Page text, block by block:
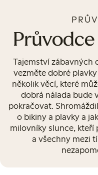
Tajemství zábavných
vezměte dobré
několik věcí, které
dobrá nálada bude
pokračovat.
o bikiny a plavky a
milovníky slunce, kteří
a všechny mezi